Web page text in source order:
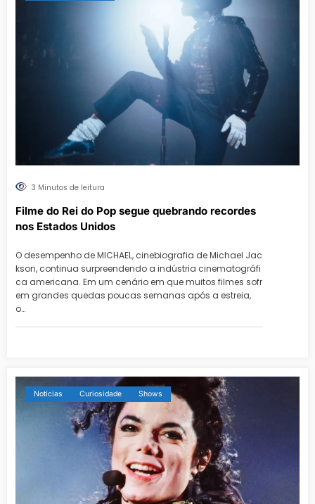
3 Minutos de leitura
Filme do Rei do Pop segue quebrando recordes
nos Estados Unidos
O desempenho de MICHAEL, cinebiografia de Michael Jac
kson, continua surpreendendo a indústria cinematográfi
ca americana. Em um cenário em que muitos filmes sofr
em grandes quedas poucas semanas após a estreia,
o…
Notícias Curiosidade Shows